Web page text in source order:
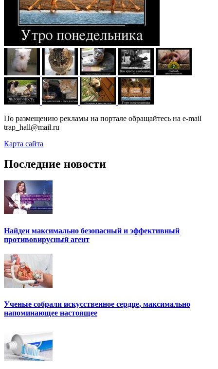
По размещению рекламы на портале обращайтесь на e-mail
trap_hall@mail.ru
Карта сайта
Последние новости
Найден максимально безопасный и эффективный
противовирусный агент
Ученые собрали искусственное сердце, максимально
напоминающее настоящее